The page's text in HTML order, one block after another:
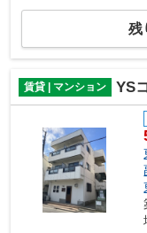
残
賃貸 | マンション YS